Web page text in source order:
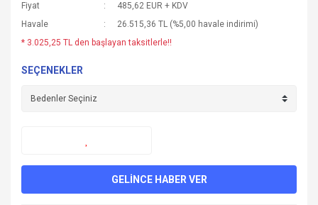
Fiyat
485,62 EUR + KDV
Havale
26.515,36 TL (%5,00 havale indirimi)
* 3.025,25 TL den başlayan taksitlerle!!
SEÇENEKLER
GELİNCE HABER VER